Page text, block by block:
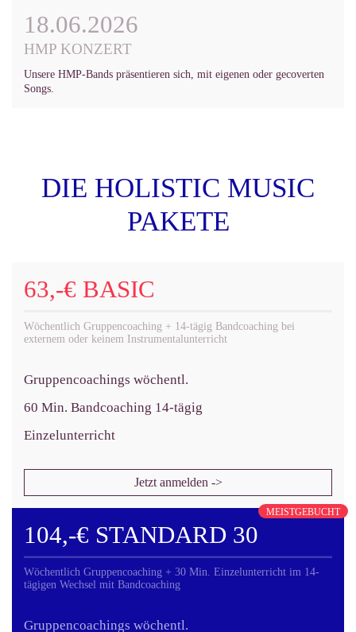
18.06.2026
HMP KONZERT
Unsere HMP-Bands präsentieren sich, mit eigenen oder gecoverten
Songs.
DIE HOLISTIC MUSIC
PAKETE
63,-€ BASIC
Wöchentlich Gruppencoaching + 14-tägig Bandcoaching bei
externem oder keinem Instrumentalunterricht
Gruppencoachings wöchentl.
60 Min. Bandcoaching 14-tägig
Einzelunterricht
Jetzt anmelden ->
104,-€ STANDARD 30
MEISTGEBUCHT
Wöchentlich Gruppencoaching + 30 Min. Einzelunterricht im 14-
tägigen Wechsel mit Bandcoaching
Gruppencoachings wöchentl.